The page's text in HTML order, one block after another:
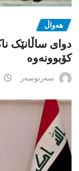
هەواڵ
دوای ساڵانێک
کۆبوونەوە
سەرنوسەر